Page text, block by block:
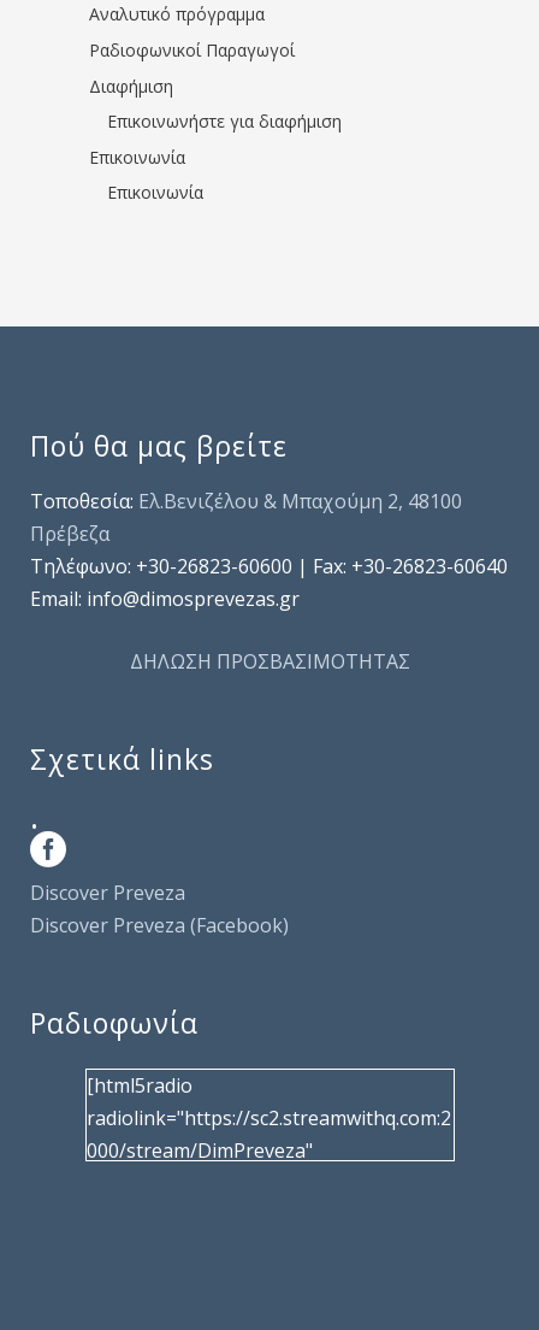
Αναλυτικό πρόγραμμα
Ραδιοφωνικοί Παραγωγοί
Διαφήμιση
Επικοινωνήστε για διαφήμιση
Επικοινωνία
Επικοινωνία
Πού θα μας βρείτε
Τοποθεσία: Ελ.Βενιζέλου & Μπαχούμη 2, 48100
Πρέβεζα
Τηλέφωνo: +30-26823-60600 | Fax: +30-26823-60640
Email: info@dimosprevezas.gr
ΔΗΛΩΣΗ ΠΡΟΣΒΑΣΙΜΟΤΗΤΑΣ
Σχετικά links
.
Discover Preveza
Discover Preveza (Facebook)
Ραδιοφωνία
[html5radio
radiolink="https://sc2.streamwithq.com:2
000/stream/DimPreveza"